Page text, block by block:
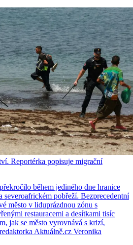
Reportérka popisuje migrační
během jediného dne hranice
severoafrickém pobřeží. Bezprecedentní
město v liduprázdnou zónu s
restauracemi a desítkami tisíc
jak se město vyrovnává s krizí,
Aktuálně.cz Veronika